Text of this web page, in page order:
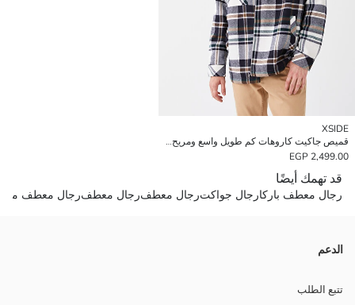
XSIDE
قميص جاكيت كاروهات كم طويل واسع ومريح للرجال
2,499.00 EGP
قد تهمك أيضًا
رجال معطف باركارجال جواكترجال معطفرجال معطفرجال معطف من
الدعم
تتبع الطلب